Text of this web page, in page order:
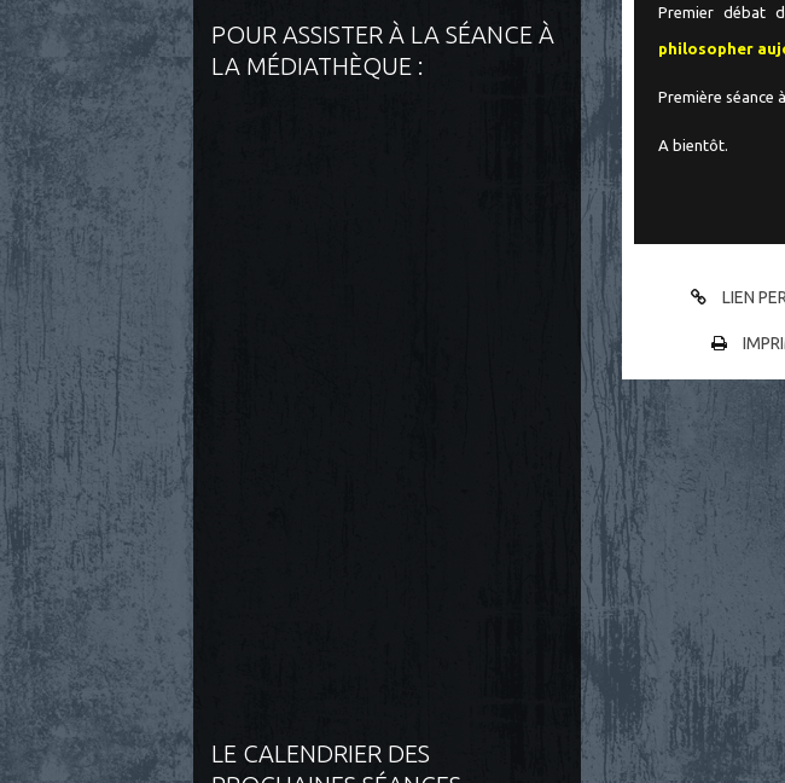
POUR ASSISTER À LA SÉANCE À
LA MÉDIATHÈQUE :
LE CALENDRIER DES
Premier débat
philosopher
Première séance
A bientôt.
LIEN